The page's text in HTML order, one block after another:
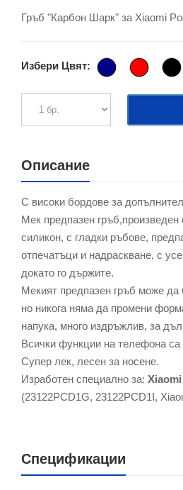
Гръб "Карбон Шарк" за Xiaomi
Избери Цвят:
Описание
С високи бордове за
Мек предпазен гръб,произведен
силикон, с гладки ръбове,
отпечатъци и надраскване, с
докато го държите.
Мекият предпазен гръб може да
но никога няма да промени
напука, много издръжлив, за
Всички функции на телефона са
Супер лек, лесен за носене.
Изработен специално за:
(23122PCD1G, 23122PCD1I,
Спецификации